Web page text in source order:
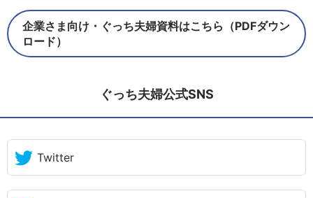
企業さま向け・ぐっち夫婦資料はこちら（PDFダウン
ロード）
ぐっち夫婦公式SNS
Twitter